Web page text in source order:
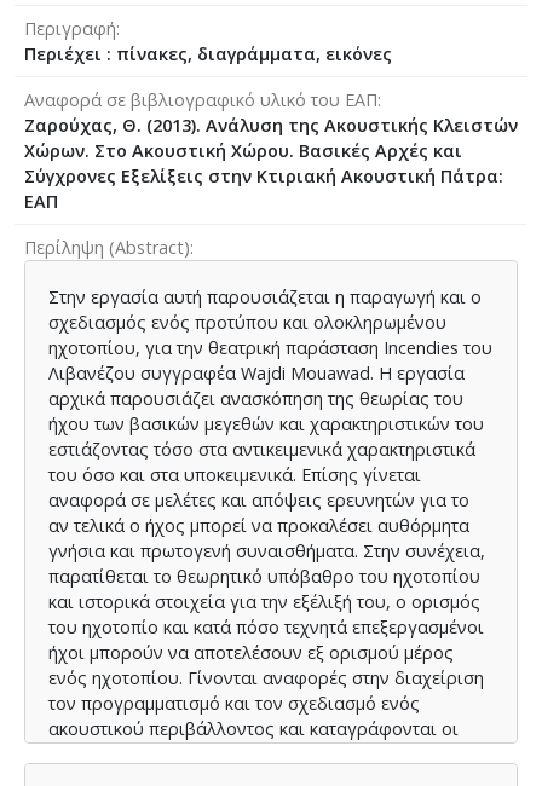
Περιγραφή
Περιέχει : πίνακες, διαγράμματα, εικόνες
Αναφορά σε βιβλιογραφικό υλικό του ΕΑΠ
Ζαρούχας, Θ. (2013). Ανάλυση της Ακουστικής Κλειστών
Χώρων. Στο Ακουστική Χώρου. Βασικές Αρχές και
Σύγχρονες Εξελίξεις στην Κτιριακή Ακουστική Πάτρα:
ΕΑΠ
Περίληψη (Abstract)
Στην εργασία αυτή παρουσιάζεται η παραγωγή και ο
σχεδιασμός ενός προτύπου και ολοκληρωμένου
ηχοτοπίου, για την θεατρική παράσταση Incendies του
Λιβανέζου συγγραφέα Wajdi Mouawad. Η εργασία
αρχικά παρουσιάζει ανασκόπηση της θεωρίας του
ήχου των βασικών μεγεθών και χαρακτηριστικών του
εστιάζοντας τόσο στα αντικειμενικά χαρακτηριστικά
του όσο και στα υποκειμενικά. Επίσης γίνεται
αναφορά σε μελέτες και απόψεις ερευνητών για το
αν τελικά ο ήχος μπορεί να προκαλέσει αυθόρμητα
γνήσια και πρωτογενή συναισθήματα. Στην συνέχεια,
παρατίθεται το θεωρητικό υπόβαθρο του ηχοτοπίου
και ιστορικά στοιχεία για την εξέλιξή του, ο ορισμός
του ηχοτοπίο και κατά πόσο τεχνητά επεξεργασμένοι
ήχοι μπορούν να αποτελέσουν εξ ορισμού μέρος
ενός ηχοτοπίου. Γίνονται αναφορές στην διαχείριση
τον προγραμματισμό και τον σχεδιασμό ενός
ακουστικού περιβάλλοντος και καταγράφονται οι